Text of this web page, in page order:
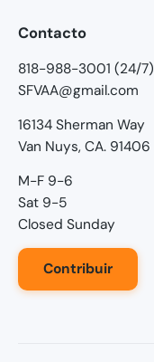
Contacto
818-988-3001 (24/7)
SFVAA@gmail.com
16134 Sherman Way
Van Nuys, CA. 91406
M-F 9-6
Sat 9-5
Closed Sunday
Contribuir